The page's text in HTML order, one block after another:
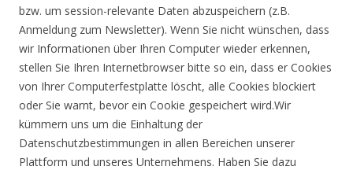
bzw. um session-relevante Daten abzuspeichern (z.B.
Anmeldung zum Newsletter). Wenn Sie nicht wünschen, dass
wir Informationen über Ihren Computer wieder erkennen,
stellen Sie Ihren Internetbrowser bitte so ein, dass er Cookies
von Ihrer Computerfestplatte löscht, alle Cookies blockiert
oder Sie warnt, bevor ein Cookie gespeichert wird.Wir
kümmern uns um die Einhaltung der
Datenschutzbestimmungen in allen Bereichen unserer
Plattform und unseres Unternehmens. Haben Sie dazu